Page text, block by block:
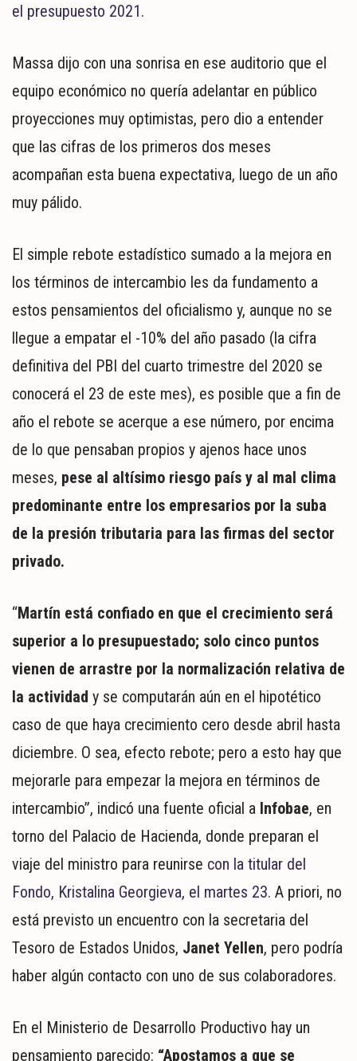
el presupuesto 2021.
Massa dijo con una sonrisa en ese auditorio que el
equipo económico no quería adelantar en público
proyecciones muy optimistas, pero dio a entender
que las cifras de los primeros dos meses
acompañan esta buena expectativa, luego de un año
muy pálido.
El simple rebote estadístico sumado a la mejora en
los términos de intercambio les da fundamento a
estos pensamientos del oficialismo y, aunque no se
llegue a empatar el -10% del año pasado (la cifra
definitiva del PBI del cuarto trimestre del 2020 se
conocerá el 23 de este mes), es posible que a fin de
año el rebote se acerque a ese número, por encima
de lo que pensaban propios y ajenos hace unos
meses, pese al altísimo riesgo país y al mal clima
predominante entre los empresarios por la suba
de la presión tributaria para las firmas del sector
privado.
“Martín está confiado en que el crecimiento será
superior a lo presupuestado; solo cinco puntos
vienen de arrastre por la normalización relativa de
la actividad y se computarán aún en el hipotético
caso de que haya crecimiento cero desde abril hasta
diciembre. O sea, efecto rebote; pero a esto hay que
mejorarle para empezar la mejora en términos de
intercambio”, indicó una fuente oficial a Infobae, en
torno del Palacio de Hacienda, donde preparan el
viaje del ministro para reunirse con la titular del
Fondo, Kristalina Georgieva, el martes 23. A priori, no
está previsto un encuentro con la secretaria del
Tesoro de Estados Unidos, Janet Yellen, pero podría
haber algún contacto con uno de sus colaboradores.
En el Ministerio de Desarrollo Productivo hay un
pensamiento parecido: “Apostamos a que se